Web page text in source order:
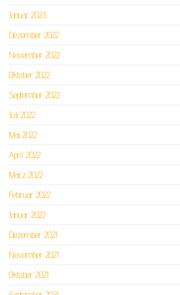
Januar 2023
Dezember 2022
November 2022
Oktober 2022
September 2022
Juli 2022
Mai 2022
April 2022
März 2022
Februar 2022
Januar 2022
Dezember 2021
November 2021
Oktober 2021